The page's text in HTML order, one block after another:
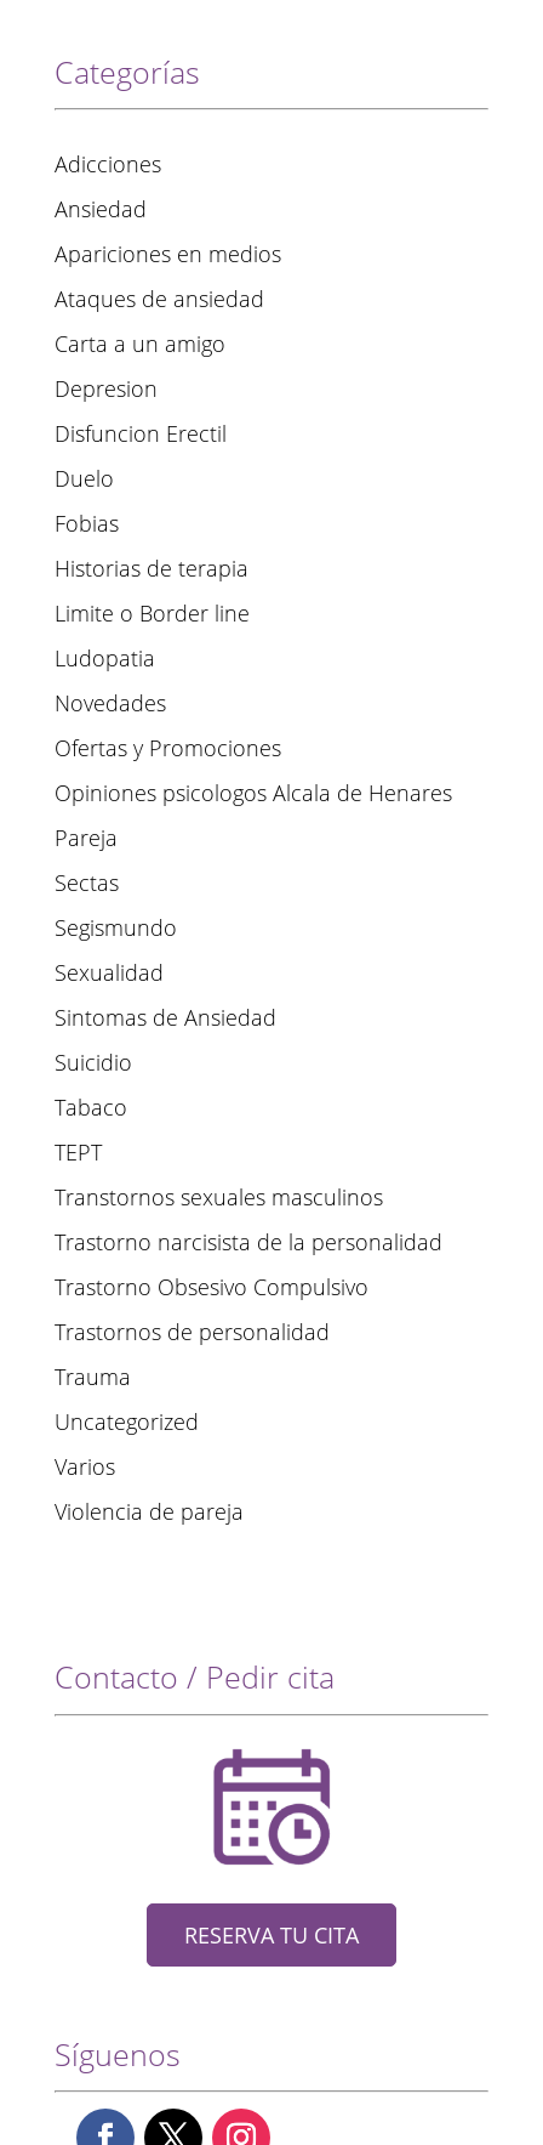
Categorías
Adicciones
Ansiedad
Apariciones en medios
Ataques de ansiedad
Carta a un amigo
Depresion
Disfuncion Erectil
Duelo
Fobias
Historias de terapia
Limite o Border line
Ludopatia
Novedades
Ofertas y Promociones
Opiniones psicologos Alcala de Henares
Pareja
Sectas
Segismundo
Sexualidad
Sintomas de Ansiedad
Suicidio
Tabaco
TEPT
Transtornos sexuales masculinos
Trastorno narcisista de la personalidad
Trastorno Obsesivo Compulsivo
Trastornos de personalidad
Trauma
Uncategorized
Varios
Violencia de pareja
Contacto / Pedir cita
RESERVA TU CITA
Síguenos